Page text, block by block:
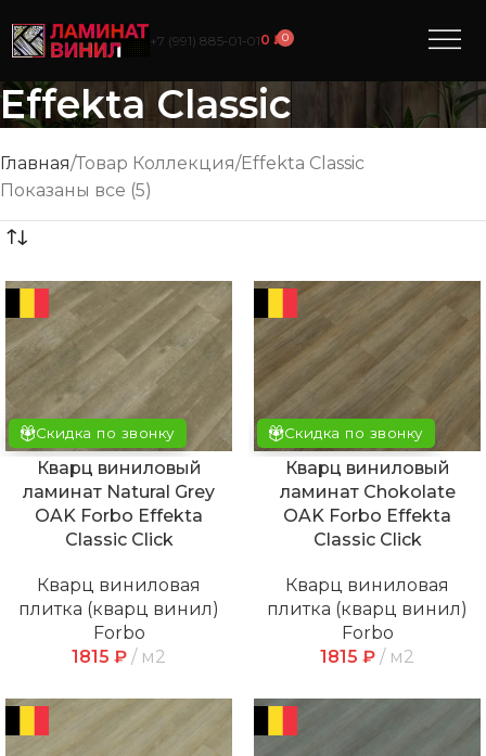
+7 (991) 885‑01‑010₽0
Effekta Classic
Главная Товар Коллекция Effekta Classic
Показаны все (5)
Скидка по звонку
Кварц виниловый
ламинат Natural Grey
OAK Forbo Effekta
Classic Click
Кварц виниловая
плитка (кварц винил)
Forbo
1815 ₽ м2
Скидка по звонку
Кварц виниловый
ламинат Chokolate
OAK Forbo Effekta
Classic Click
Кварц виниловая
плитка (кварц винил)
Forbo
1815 ₽ м2